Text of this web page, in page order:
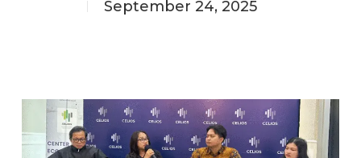
September 24, 2025